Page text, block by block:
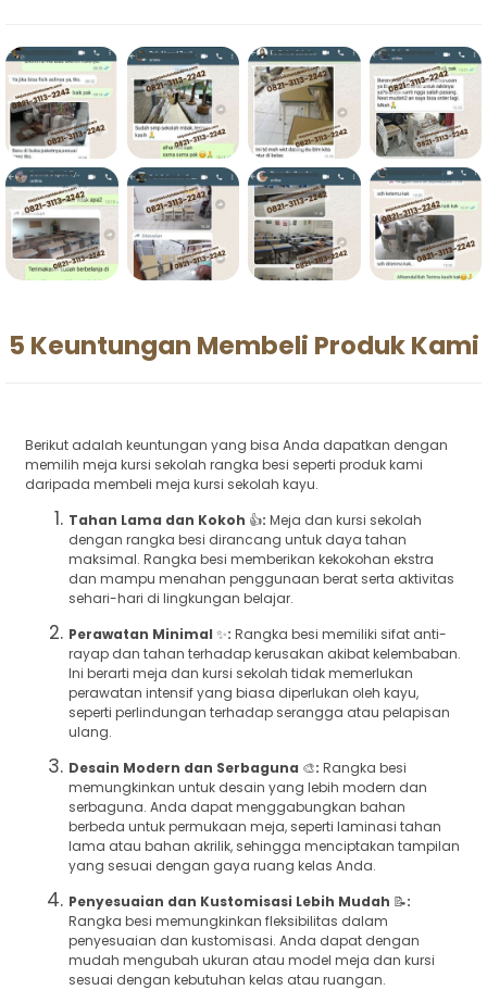
5 Keuntungan Membeli Produk Kami
Berikut adalah keuntungan yang bisa Anda dapatkan dengan
memilih meja kursi sekolah rangka besi seperti produk kami
daripada membeli meja kursi sekolah kayu.
Tahan Lama dan Kokoh 👍: Meja dan kursi sekolah
dengan rangka besi dirancang untuk daya tahan
maksimal. Rangka besi memberikan kekokohan ekstra
dan mampu menahan penggunaan berat serta aktivitas
sehari-hari di lingkungan belajar.
Perawatan Minimal ✨: Rangka besi memiliki sifat anti-
rayap dan tahan terhadap kerusakan akibat kelembaban.
Ini berarti meja dan kursi sekolah tidak memerlukan
perawatan intensif yang biasa diperlukan oleh kayu,
seperti perlindungan terhadap serangga atau pelapisan
ulang.
Desain Modern dan Serbaguna 🎨: Rangka besi
memungkinkan untuk desain yang lebih modern dan
serbaguna. Anda dapat menggabungkan bahan
berbeda untuk permukaan meja, seperti laminasi tahan
lama atau bahan akrilik, sehingga menciptakan tampilan
yang sesuai dengan gaya ruang kelas Anda.
Penyesuaian dan Kustomisasi Lebih Mudah 📝:
Rangka besi memungkinkan fleksibilitas dalam
penyesuaian dan kustomisasi. Anda dapat dengan
mudah mengubah ukuran atau model meja dan kursi
sesuai dengan kebutuhan kelas atau ruangan.